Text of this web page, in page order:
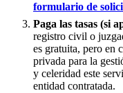
formulario de
Paga las tasas (si
registro civil o
es gratuita, pero en
privada para la
y celeridad este
entidad contratada.